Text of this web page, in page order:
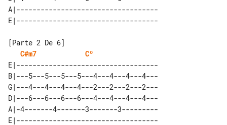
A|-----------------------------------
C#m7
Cº
E|-----------------------------------
B|---5---5---5---5---4---4---4---4---
G|---4---4---4---4---2---2---2---2---
D|---6---6---6---6---4---4---4---4---
A|-4-------4-------3-------3---------